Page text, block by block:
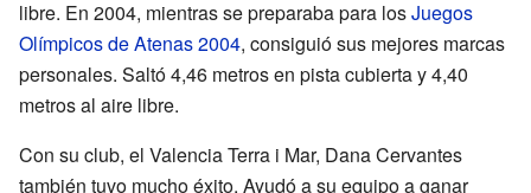
libre. En 2004, mientras se preparaba para losJuegos
Olímpicos de Atenas 2004, consiguió sus mejores marcas
personales. Saltó 4,46 metros en pista cubierta y 4,40
metros al aire libre.
Con su club, el Valencia Terra i Mar, Dana Cervantes
también tuvo mucho éxito. Ayudó a su equipo a ganar